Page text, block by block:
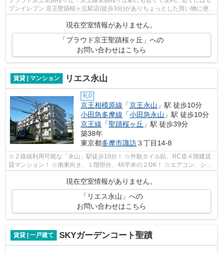
ブンイレブン 京王聖蹟桜ヶ丘駅店(徒歩3分)がありちょっとした買い物に便利
です。18階建ての物件を是非ご覧く...
現在空室情報がありません。
「プラウド京王聖蹟桜ヶ丘」への
お問い合わせはこちら
賃貸 | マンション リエス永山
礼0
京王相模原線 「京王永山 」駅 徒歩10分
小田急多摩線 「小田急永山 」駅 徒歩10分
京王線 「聖蹟桜ヶ丘 」駅 徒歩39分
築38年
東京都多摩市諏訪３丁目14-8
☆２路線利用可能な「永山」駅徒歩10分！ ☆外観タイル貼、RC造４階建賃
貸マンション！ ☆南東向き、１階部分、46平米の２DK！ ☆エアコン、シャ
現在空室情報がありません。
「リエス永山」への
お問い合わせはこちら
賃貸 | 一戸建て SKYガーデンコート聖蹟